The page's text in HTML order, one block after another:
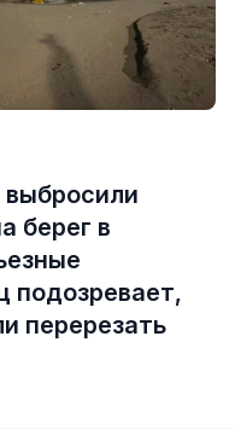
берег в
подозревает,
перерезать